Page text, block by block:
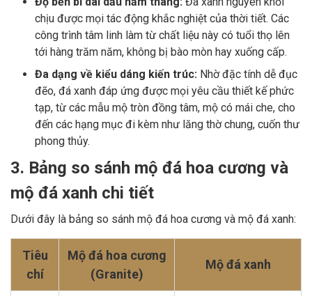
chịu được mọi tác động khắc nghiệt của thời tiết. Các
công trình tâm linh làm từ chất liệu này có tuổi thọ lên
tới hàng trăm năm, không bị bào mòn hay xuống cấp.
Đa dạng về kiểu dáng kiến trúc: Nhờ đặc tính dễ đục
đẽo, đá xanh đáp ứng được mọi yêu cầu thiết kế phức
tạp, từ các mẫu mộ tròn đồng tâm, mộ có mái che, cho
đến các hạng mục đi kèm như lăng thờ chung, cuốn thư
phong thủy.
3. Bảng so sánh mộ đá hoa cương và
mộ đá xanh chi tiết
Dưới đây là bảng so sánh mộ đá hoa cương và mộ đá xanh:
Tiêu
chí
Mộ đá hoa cương
(Granite)
Mộ đá xanh